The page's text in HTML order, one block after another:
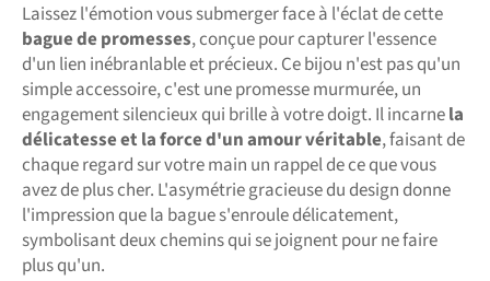
Laissez l'émotion vous submerger face à l'éclat de cette
bague de promesses, conçue pour capturer l'essence
d'un lien inébranlable et précieux. Ce bijou n'est pas qu'un
simple accessoire, c'est une promesse murmurée, un
engagement silencieux qui brille à votre doigt. Il incarnela
délicatesse et la force d'un amour véritable, faisant de
chaque regard sur votre main un rappel de ce que vous
avez de plus cher. L'asymétrie gracieuse du design donne
l'impression que la bague s'enroule délicatement,
symbolisant deux chemins qui se joignent pour ne faire
plus qu'un.